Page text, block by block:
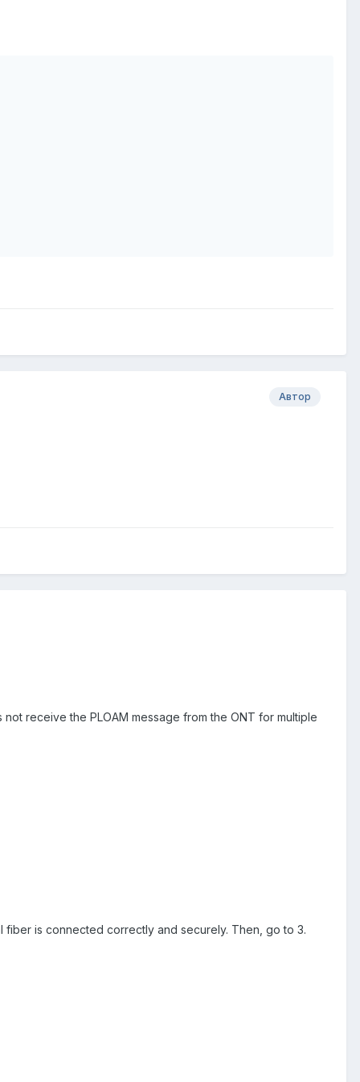
Автор
receive the PLOAM message from the ONT for multiple
is connected correctly and securely. Then, go to 3.